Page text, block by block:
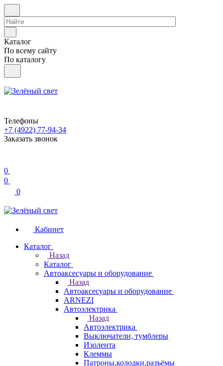
Каталог
По всему сайту
По каталогу
Телефоны
+7 (4922) 77-94-34
Заказать звонок
0
0
0
Кабинет
Каталог
Назад
Каталог
Автоаксесуары и оборудование
Назад
Автоаксесуары и оборудование
ARNEZI
Автоэлектрика
Назад
Автоэлектрика
Выключатели, тумблеры
Изолента
Клеммы
Патроны,колодки,разъёмы